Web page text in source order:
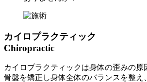
カイロプラクティック
Chiropractic
カイロプラクティックは身体の歪みの原
骨盤を矯正し身体全体のバランスを整え